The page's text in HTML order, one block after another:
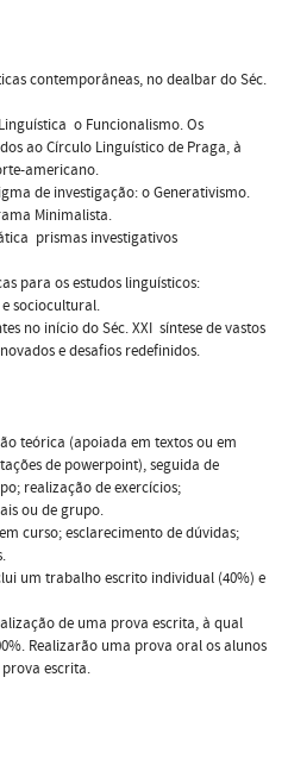
contemporâneas, no dealbar do Séc.
 o Funcionalismo. Os
ao Círculo Linguístico de Praga, à
americano.
de investigação: o Generativismo.
Minimalista.
 prismas investigativos
para os estudos linguísticos:
sociocultural.
no início do Séc. XXI  síntese de vastos
e desafios redefinidos.
teórica (apoiada em textos ou em
de powerpoint), seguida de
realização de exercícios;
ou de grupo.
curso; esclarecimento de dúvidas;
um trabalho escrito individual (40%) e
de uma prova escrita, à qual
Realizarão uma prova oral os alunos
escrita.